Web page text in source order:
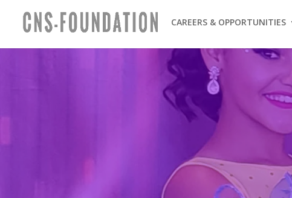
CAREERS & OPPORTUNITIES